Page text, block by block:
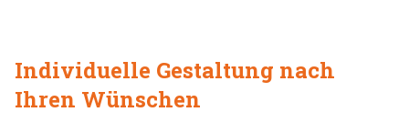
Individuelle Gestaltung nach
Ihren Wünschen